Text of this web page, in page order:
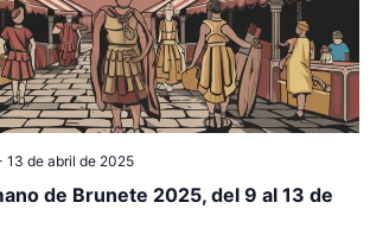
d
e
b
ú
v
i
s
de Brunete 2025, del 9 al 13 de
13 de abril de 2025